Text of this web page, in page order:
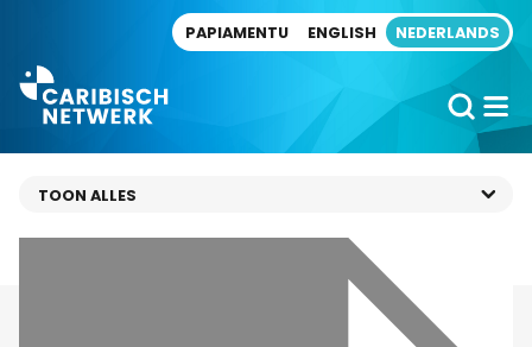
PAPIAMENTU ENGLISH NEDERLANDS